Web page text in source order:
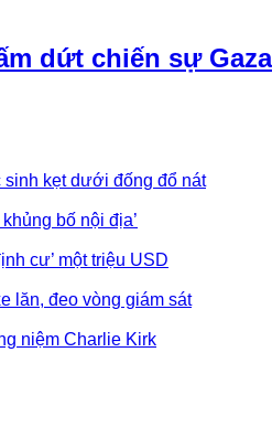
dứt chiến sự
kẹt dưới đống đổ nát
bố nội địa’
cư’ một triệu USD
lăn, đeo vòng giám sát
niệm Charlie Kirk